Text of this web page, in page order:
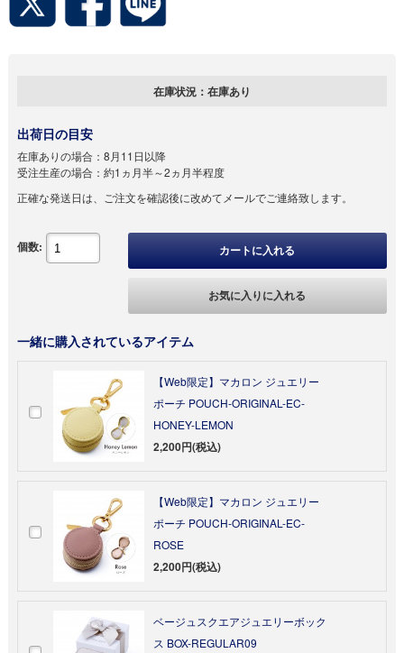
在庫状況： 在庫あり
出荷日の目安
在庫ありの場合： 8月11日以降
受注生産の場合： 約1ヵ月半～2ヵ月半程度
正確な発送日は、ご注文を確認後に改めてメールでご連絡致します。
個数: カートに入れる
お気に入りに入れる
一緒に購入されているアイテム
【Web限定】マカロン ジュエリー
ポーチ POUCH-ORIGINAL-EC-
HONEY-LEMON
2,200円(税込)
【Web限定】マカロン ジュエリー
ポーチ POUCH-ORIGINAL-EC-
ROSE
2,200円(税込)
ベージュスクエアジュエリーボック
ス BOX-REGULAR09